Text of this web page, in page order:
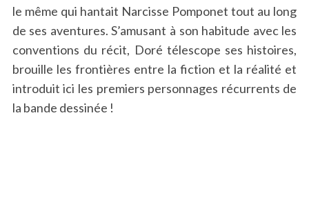
le même qui hantait Narcisse Pomponet tout au long
de ses aventures. S’amusant à son habitude avec les
conventions du récit, Doré télescope ses histoires,
brouille les frontières entre la fiction et la réalité et
introduit ici les premiers personnages récurrents de
la bande dessinée !